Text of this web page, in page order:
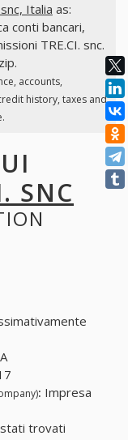
Italia as:
conti bancari,
TRE.CI. snc.
accounts,
history, taxes and
SNC
: Impresa
stati trovati